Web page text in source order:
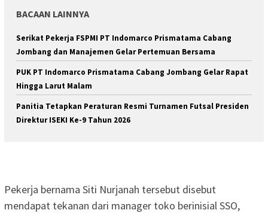
BACAAN LAINNYA
Serikat Pekerja FSPMI PT Indomarco Prismatama Cabang
Jombang dan Manajemen Gelar Pertemuan Bersama
PUK PT Indomarco Prismatama Cabang Jombang Gelar Rapat
Hingga Larut Malam
Panitia Tetapkan Peraturan Resmi Turnamen Futsal Presiden
Direktur ISEKI Ke-9 Tahun 2026
Pekerja bernama Siti Nurjanah tersebut disebut
mendapat tekanan dari manager toko berinisial SSO,